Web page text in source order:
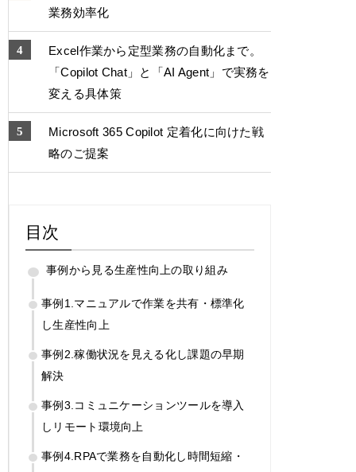
業務効率化
Excel作業から定型業務の自動化まで。
「Copilot Chat」と「AI Agent」で実務を
変える具体策
Microsoft 365 Copilot 定着化に向けた戦
略のご提案
目次
事例から見る生産性向上の取り組み
事例1.マニュアルで作業を共有・標準化
し生産性向上
事例2.稼働状況を見える化し課題の早期
解決
事例3.コミュニケーションツールを導入
しリモート環境向上
事例4.RPAで業務を自動化し時間短縮・